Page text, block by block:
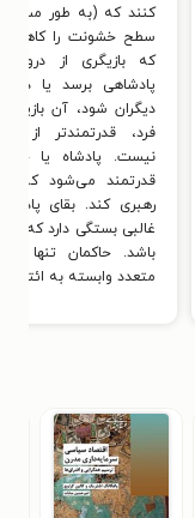
کنند که (به طور
سطح خشونت را کاهش
که بازیگری از درون
پادشاهی برسد یا در
دیگران شود، آن
فرد، قدرتمندتر از
نیست. پادشاه یا
قدرتمند می‌شود که
رهبری کند. بقای
غالبی بستگی دارد که
باشد. حاکمان تنها
متعدد وابسته به